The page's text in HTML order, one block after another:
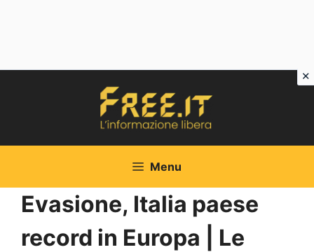
Menu
Evasione, Italia paese
record in Europa | Le